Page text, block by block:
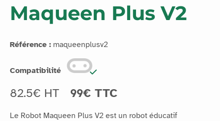
Maqueen Plus V2
Référence : maqueenplusv2
Compatibilité
82.5€ HT 99€ TTC
Le Robot Maqueen Plus V2 est un robot éducatif